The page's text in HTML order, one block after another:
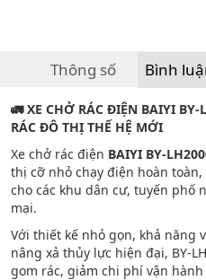
Thông số Bình
🚛XE CHỞ RÁC ĐIỆN BAIYI BY-
RÁC ĐÔ THỊ THẾ HỆ MỚI
Xe chở rác điện BAIYI BY-
thị cỡ nhỏ chạy điện hoàn
cho các khu dân cư, tuyến phố
mại.
Với thiết kế nhỏ gọn, khả năng
nâng xả thủy lực hiện đại, BY-
gom rác, giảm chi phí vận